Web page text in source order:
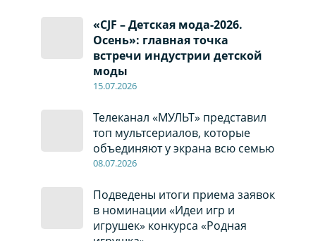
«CJF – Детская мода-2026.
Осень»: главная точка
встречи индустрии детской
моды
15.07.2026
Телеканал «МУЛЬТ» представил
топ мультсериалов, которые
объединяют у экрана всю семью
08.07.2026
Подведены итоги приема заявок
в номинации «Идеи игр и
игрушек» конкурса «Родная